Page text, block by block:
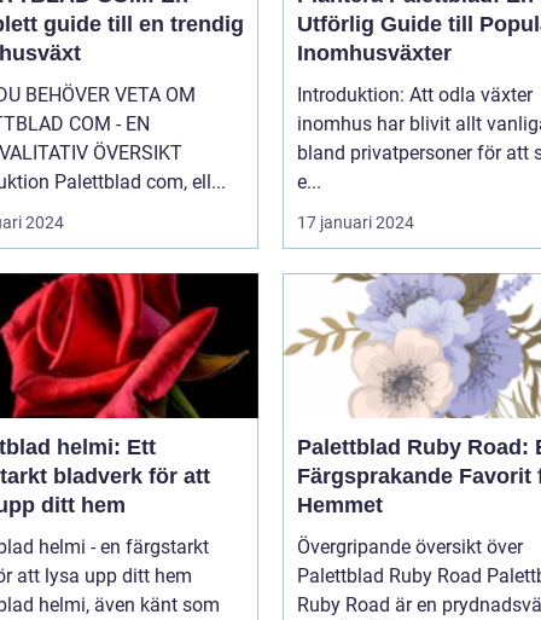
guide till en trendig
BEHÖVER VETA OM
COM - EN
ÖVERSIKT
Palettblad com, ell...
2024
Utförlig Guide till
Inomhusväxter
Introduktion: Att odla växter
inomhus har blivit allt
bland privatpersoner för att
e...
17 januari 2024
helmi: Ett
bladverk för att
ditt hem
helmi - en färgstarkt
att lysa upp ditt hem
helmi, även känt som
Palettblad Ruby Road:
Färgsprakande Favorit
Hemmet
Övergripande översikt över
Palettblad Ruby Road Palettblad
Ruby Road är en